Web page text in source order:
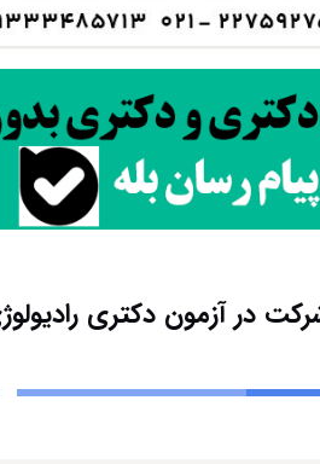
در آزمون دکتری